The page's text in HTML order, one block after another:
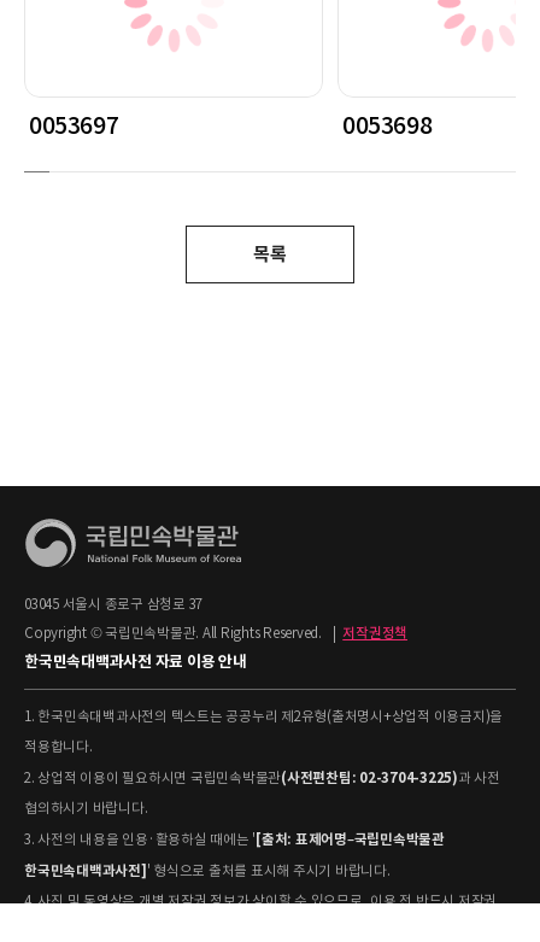
0053697 0053698
목록
03045 서울시 종로구 삼청로 37
Copyright © 국립민속박물관. All Rights Reserved.
저작권정책
한국민속대백과사전 자료 이용 안내
1. 한국민속대백과사전의 텍스트는 공공누리 제2유형(출처명시+상업적 이용금지)을
적용합니다.
2. 상업적 이용이 필요하시면 국립민속박물관(사전편찬팀: 02-3704-3225)과 사전
협의하시기 바랍니다.
3. 사전의 내용을 인용·활용하실 때에는 ' [출처: 표제어명–국립민속박물관
한국민속대백과사전] ' 형식으로 출처를 표시해 주시기 바랍니다.
4. 사진 및 동영상은 개별 저작권 정보가 상이할 수 있으므로, 이용 전 반드시 저작권